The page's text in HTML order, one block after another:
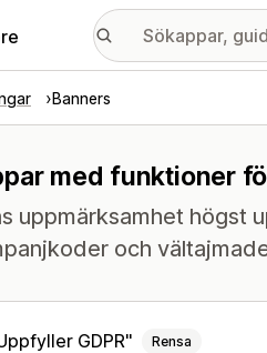
Banners
med funktioner
uppmärksamhet högst
och
GDPR Rensa